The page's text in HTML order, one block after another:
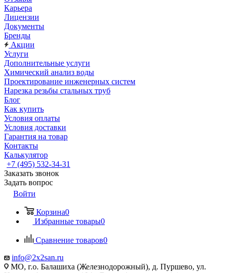
Карьера
Лицензии
Документы
Бренды
Акции
Услуги
Дополнительные услуги
Химический анализ воды
Проектирование инженерных систем
Нарезка резьбы стальных труб
Блог
Как купить
Условия оплаты
Условия доставки
Гарантия на товар
Контакты
Калькулятор
+7 (495) 532‑34‑31
Заказать звонок
Задать вопрос
Войти
Корзина0
Избранные товары0
Сравнение товаров0
info@2x2san.ru
МО, г.о. Балашиха (Железнодорожный), д. Пуршево, ул.